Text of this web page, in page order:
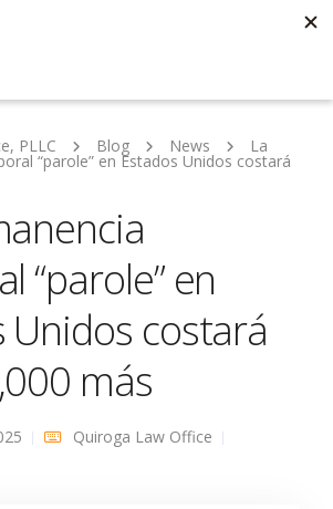
PLLC Blog News La
“parole” en Estados Unidos costará
“parole” en
Unidos costará
más
Quiroga Law Office